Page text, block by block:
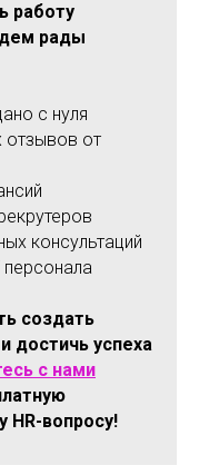
работу
рады
с нуля
отзывов от
консультаций
персонала
создать
достичь успеха
с нами
HR-вопросу!